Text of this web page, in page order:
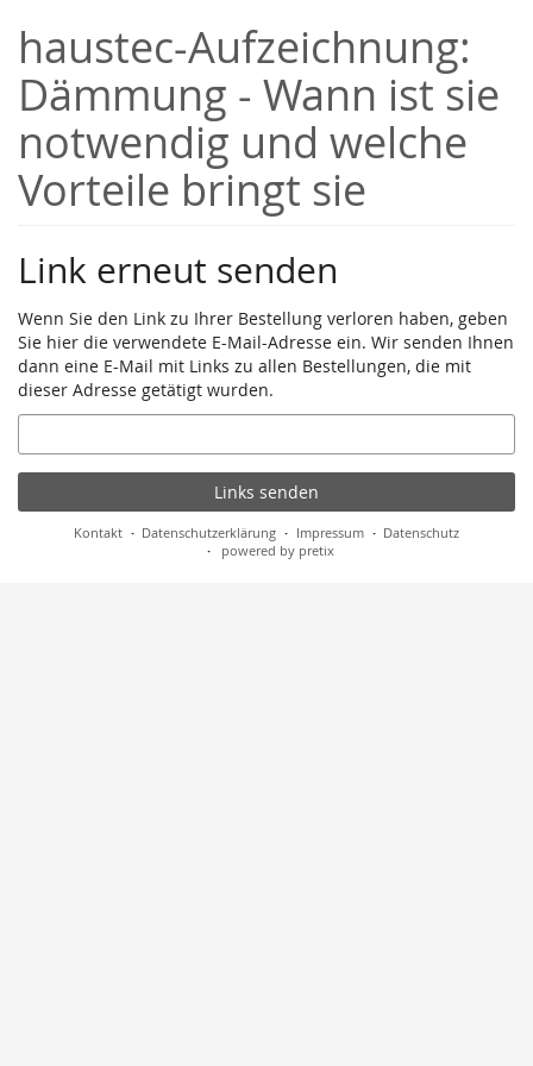
Haupt-
Inhalt
springen
haustec-Aufzeichnung:
Dämmung - Wann ist sie
notwendig und welche
Vorteile bringt sie
Link erneut senden
Wenn Sie den Link zu Ihrer Bestellung verloren haben, geben
Sie hier die verwendete E-Mail-Adresse ein. Wir senden Ihnen
dann eine E-Mail mit Links zu allen Bestellungen, die mit
dieser Adresse getätigt wurden.
E-
Mail
Links senden
Kontakt Datenschutzerklärung Impressum
Datenschutz
powered by pretix